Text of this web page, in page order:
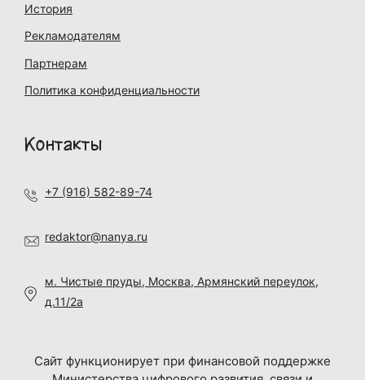
История
Рекламодателям
Партнерам
Политика конфиденциальности
Контакты
+7 (916) 582-89-74
redaktor@nanya.ru
м. Чистые пруды, Москва, Армянский переулок,
д.11/2а
Сайт функционирует при финансовой поддержке